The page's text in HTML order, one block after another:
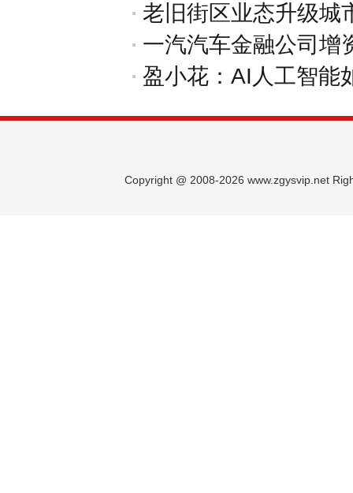
老旧街区业态升级城
一汽汽车金融公司增
盈小花：AI人工智能
Copyright @ 2008-2026 www.zgysvip.net